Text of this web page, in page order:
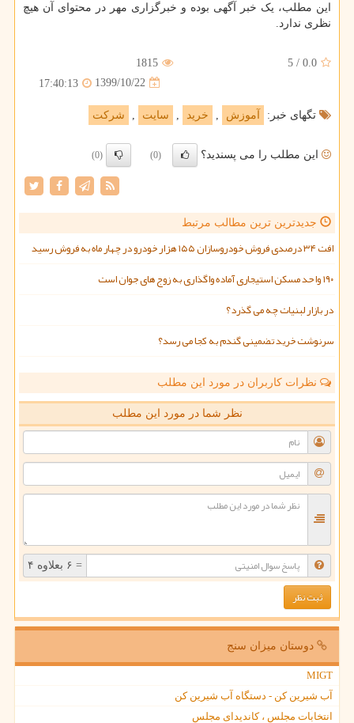
این مطلب، یک خبر آگهی بوده و خبرگزاری مهر در محتوای آن هیچ
نظری ندارد.
0.0
/
5
1815
1399/10/22
17:40:13
تگهای خبر: آموزش , خرید , سایت , شركت
این مطلب را می پسندید؟ (0)
(0)
جدیدترین ترین مطالب مرتبط
افت ۳۴ درصدی فروش خودروسازان ۱۵۵ هزار خودرو در چهار ماه به فروش رسید
۱۹۰ واحد مسکن استیجاری آماده واگذاری به زوج های جوان است
در بازار لبنیات چه می گذرد؟
سرنوشت خرید تضمینی گندم به کجا می رسد؟
نظرات کاربران در مورد این مطلب
نظر شما در مورد این مطلب
= ۶ بعلاوه ۴
دوستان میزان سنج
MIGT
آب شیرین کن - دستگاه آب شیرین کن
انتخابات مجلس ، کاندیدای مجلس